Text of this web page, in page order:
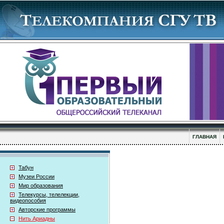
ГЛАВНАЯ
Табун
Музеи России
Мир образования
Телекурсы, телелекции,
видеопособия
Авторские программы
Нить Ариадны